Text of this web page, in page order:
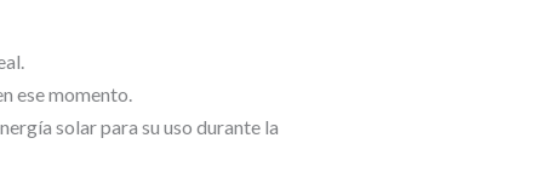
ese momento.
solar para su uso durante la